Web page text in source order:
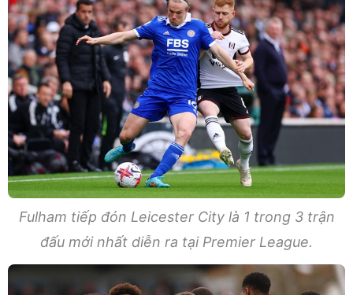
Fulham tiếp đón Leicester City là 1 trong 3 trận
đấu mới nhất diễn ra tại Premier League.